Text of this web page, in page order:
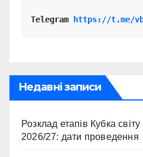
Telegram https://t.me/
Недавні записи
Розклад етапів Кубка
2026/27: дати проведення